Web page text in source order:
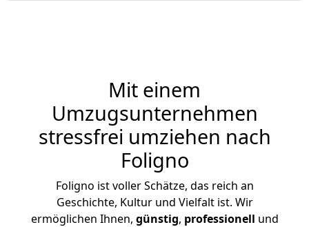
Mit einem
Umzugsunternehmen
stressfrei umziehen nach
Foligno
Foligno ist voller Schätze, das reich an
Geschichte, Kultur und Vielfalt ist. Wir
ermöglichen Ihnen, günstig, professionell und